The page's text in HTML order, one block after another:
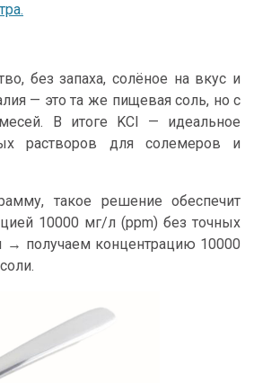
без запаха, солёное на вкус и
— это та же пищевая соль, но с
В итоге KCl — идеальное
растворов для солемеров и
такое решение обеспечит
10000 мг/л (ppm) без точных
→ получаем концентрацию 10000